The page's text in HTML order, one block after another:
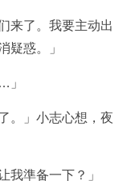
来了。我要主动出
疑惑。」
」
。」小志心想，夜
準备一下？」